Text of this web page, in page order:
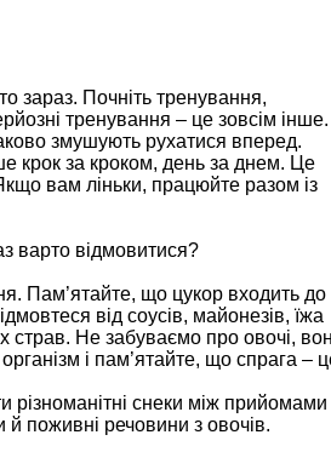
зараз. Почніть тренування,
тренування – це зовсім інше.
змушують рухатися вперед.
крок за кроком, день за днем. Це
вам ліньки, працюйте разом із
варто відмовитися?
Пам’ятайте, що цукор входить до
від соусів, майонезів, їжа
страв. Не забуваємо про овочі,
і пам’ятайте, що спрага –
різноманітні снеки між прийомами
й поживні речовини з овочів.